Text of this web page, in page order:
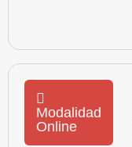
Modalidad
Online